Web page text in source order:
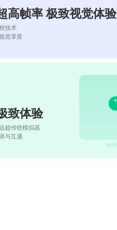
高帧率 极致视觉体验
技术
觉享受
致体验
超传统模拟器
与互通